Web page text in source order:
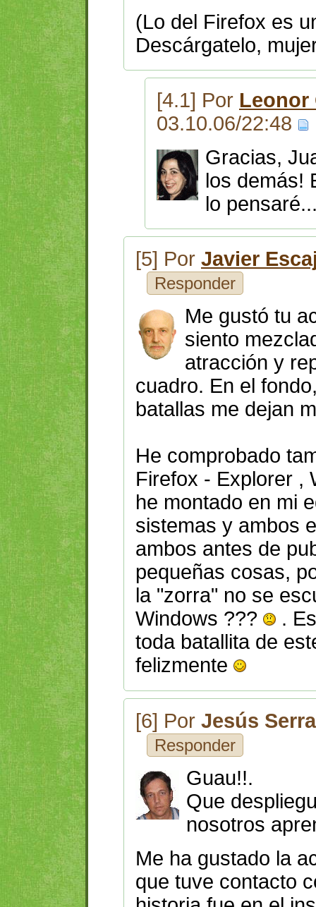
(Lo del Firefox es
Descárgatelo,
[4.1] Por Leonor
03.10.06/22:48
Gracias,
los demás!
lo
[5] Por Javier
Responder
Me gustó tu
siento
atracción y
cuadro. En el
batallas me dejan
He comprobado
Firefox - Explorer ,
he montado en mi
sistemas y ambos
ambos antes de
pequeñas cosas,
la "zorra" no se
Windows ???
.
toda batallita de
felizmente
[6] Por Jesús
Responder
Guau!!.
Que
nosotros
Me ha gustado la
que tuve contacto